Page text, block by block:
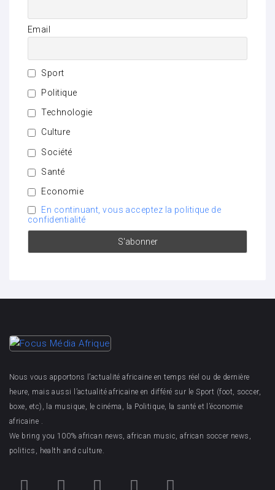
Email
Sport
Politique
Technologie
Culture
Société
Santé
Economie
En continuant, vous acceptez la politique de
confidentialité
Nous vous apportons l’actualité africaine en temps réel ou de dernière
heure, mais aussi l’actualité africaine en différé sur le Sport (foot, soccer,
boxe, etc), la musique, le cinéma, la Politique, la santé et l’économie
africaine .
We bring you 100% african news, african music, african soccer news,
politics, health and culture.